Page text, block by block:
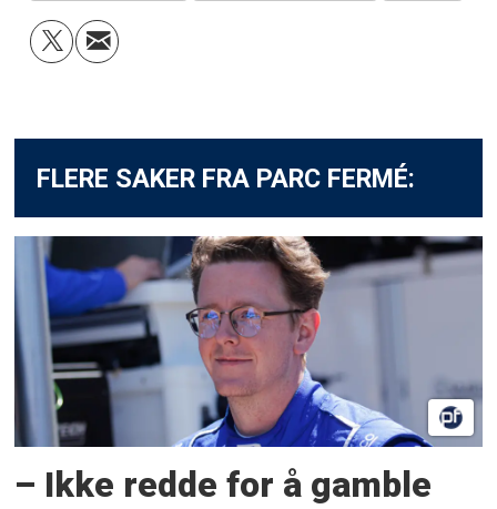
FLERE SAKER FRA PARC FERMÉ:
– Ikke redde for å gamble